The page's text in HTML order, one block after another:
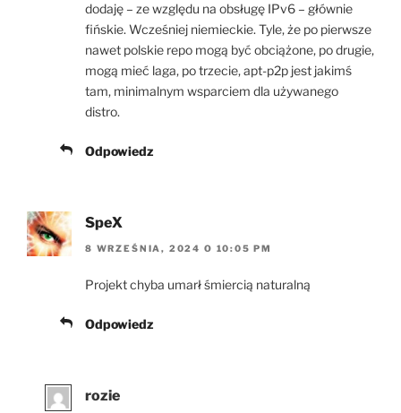
dodaję – ze względu na obsługę IPv6 – głównie
fińskie. Wcześniej niemieckie. Tyle, że po pierwsze
nawet polskie repo mogą być obciążone, po drugie,
mogą mieć laga, po trzecie, apt-p2p jest jakimś
tam, minimalnym wsparciem dla używanego
distro.
Odpowiedz
SpeX
8 WRZEŚNIA, 2024 O 10:05 PM
Projekt chyba umarł śmiercią naturalną
Odpowiedz
rozie